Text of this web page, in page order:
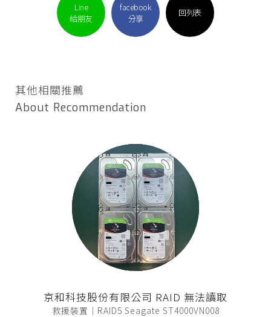
Line
給朋友
facebook
分享
回列表
其他相關推薦
About Recommendation
京和科技股份有限公司 RAID 無法讀取
救援裝置｜RAID5 Seagate ST4000VN008